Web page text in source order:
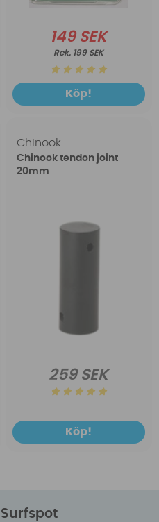
149 SEK
199 SEK
Köp!
Chinook
Chinook tendon joint
20mm
259 SEK
Köp!